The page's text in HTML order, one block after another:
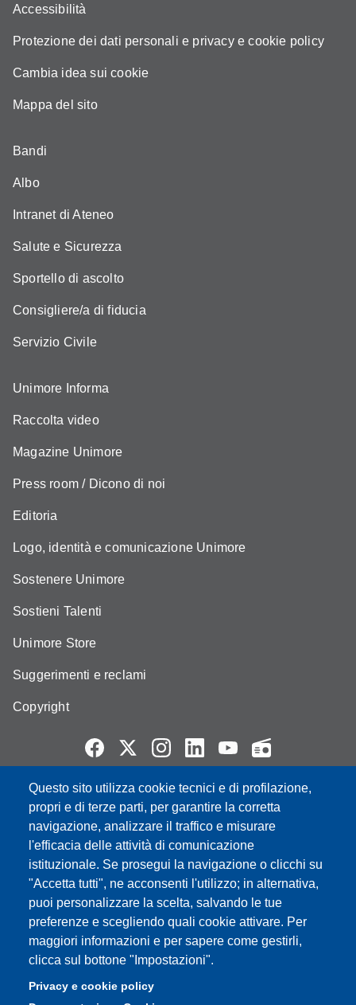
Questo sito utilizza cookie tecnici e di profilazione,
propri e di terze parti, per garantire la corretta
navigazione, analizzare il traffico e misurare
l'efficacia delle attività di comunicazione
istituzionale. Se prosegui la navigazione o clicchi su
"Accetta tutti", ne acconsenti l'utilizzo; in alternativa,
puoi personalizzare la scelta, salvando le tue
preferenze e scegliendo quali cookie attivare. Per
maggiori informazioni e per sapere come gestirli,
clicca sul bottone "Impostazioni".
Privacy e cookie policy
Accessibilità
Protezione dei dati personali e privacy e cookie policy
Cambia idea sui cookie
Mappa del sito
Bandi
Albo
Intranet di Ateneo
Salute e Sicurezza
Sportello di ascolto
Consigliere/a di fiducia
Servizio Civile
Unimore Informa
Raccolta video
Magazine Unimore
Press room / Dicono di noi
Editoria
Logo, identità e comunicazione Unimore
Sostenere Unimore
Sostieni Talenti
Unimore Store
Suggerimenti e reclami
Copyright
Partita IVA: 00427620364
e-mail: urp@unimore.it
PEC: primo contatto: urp@pec.unimore.it
Indirizzo ReGIndE per notifica Atti Processuali:
direzionelegale@pec.unimore.it
Sede di Modena: Via Università 4, 41121 Modena, Tel. 059
2056511 - Fax 059 245156
Sede di Reggio Emilia: Viale A. Allegri 9, 42121 Reggio
Emilia, Tel. 0522 523041 - Fax 0522 523045